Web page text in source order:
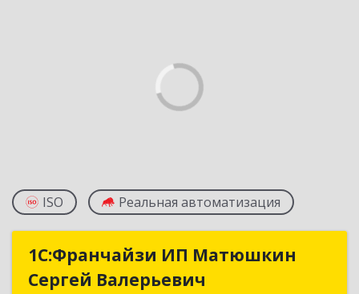
ISO Реальная автоматизация
1С:Франчайзи ИП Матюшкин
Сергей Валерьевич
1С:Франчайзи ИП Матюшкин
Сергей Валерьевич